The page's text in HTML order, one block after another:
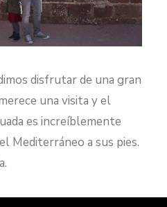
disfrutar de una gran
una visita y el
es increíblemente
Mediterráneo a sus pies.